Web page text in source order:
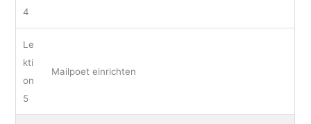
4
Le
kti
on
5
Mailpoet einrichten